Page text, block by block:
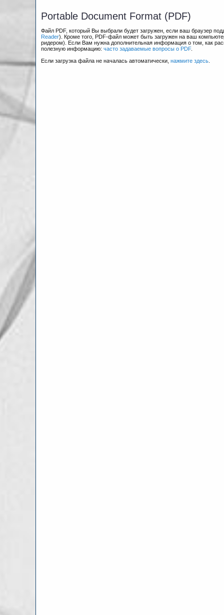
Portable Document Format (PDF)
Файл PDF, который Вы выбрали будет загружен, если ваш браузер
Reader). Кроме того, PDF-файл может быть загружен на ваш
ридером). Если Вам нужна дополнительная информация о том, как
полезную информацию:часто задаваемые вопросы о PDF.
Если загрузка файла не началась автоматически,нажмите здесь